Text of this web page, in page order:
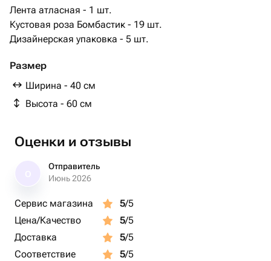
Лента атласная - 1 шт.
Кустовая роза Бомбастик - 19 шт.
Дизайнерская упаковка - 5 шт.
Размер
Ширина - 40 см
Высота - 60 см
Оценки и отзывы
Отправитель
Июнь 2026
Сервис магазина 5/5
Цена/Качество
5/5
Доставка
5/5
Соответствие
5/5